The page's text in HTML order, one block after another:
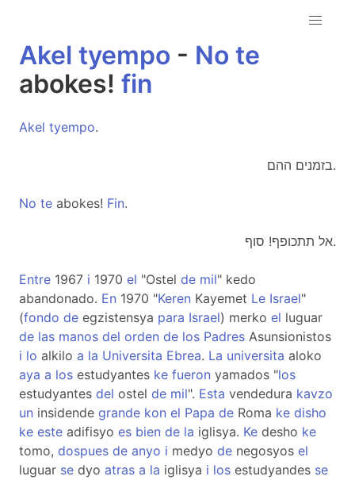
Akel tyempo - No te
abokes! fin
Akel tyempo.
בזמנים ההם.
No te abokes! Fin.
אל תתכופף! סוף.
Entre 1967 i 1970 el "Ostel de mil" kedo
abandonado. En 1970 "Keren Kayemet Le Israel"
(fondo de egzistensya para Israel) merko el luguar
de las manos del orden de los Padres Asunsionistos
i lo alkilo a la Universita Ebrea. La universita aloko
aya a los estudyantes ke fueron yamados "los
estudyantes del ostel de mil". Esta vendedura kavzo
un insidende grande kon el Papa de Roma ke disho
ke este adifisyo es bien de la iglisya. Ke desho ke
tomo, dospues de anyo i medyo de negosyos el
luguar se dyo atras a la iglisya i los estudyandes se